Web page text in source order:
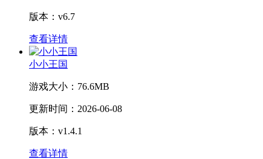
版本：v6.7
查看详情
小小王国
游戏大小： 76.6MB
更新时间： 2026-06-08
版本：v1.4.1
查看详情